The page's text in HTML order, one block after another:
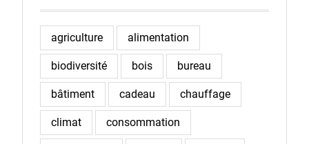
agriculture alimentation
biodiversité bois bureau
bâtiment cadeau chauffage
climat consommation